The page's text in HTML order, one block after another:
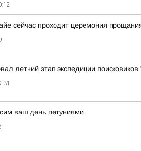
сейчас проходит церемония
летний этап экспедиции
ваш день петуниями